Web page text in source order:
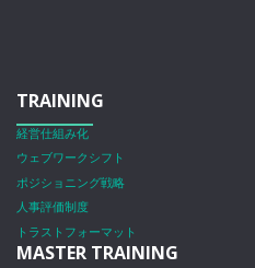
TRAINING
経営仕組み化
ウェブワークシフト
ポジショニング戦略
人事評価制度
トラストフォーマット
MASTER TRAINING